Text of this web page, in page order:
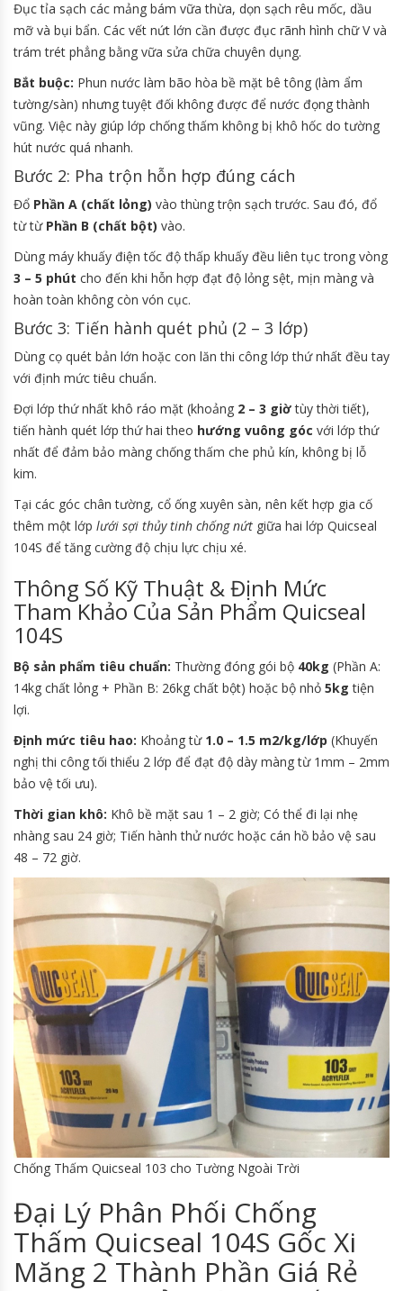
Đục tỉa sạch các mảng bám vữa thừa, dọn sạch rêu mốc, dầu
mỡ và bụi bẩn. Các vết nứt lớn cần được đục rãnh hình chữ V và
trám trét phẳng bằng vữa sửa chữa chuyên dụng.
Bắt buộc: Phun nước làm bão hòa bề mặt bê tông (làm ẩm
tường/sàn) nhưng tuyệt đối không được để nước đọng thành
vũng. Việc này giúp lớp chống thấm không bị khô hốc do tường
hút nước quá nhanh.
Bước 2: Pha trộn hỗn hợp đúng cách
Đổ Phần A (chất lỏng) vào thùng trộn sạch trước. Sau đó, đổ
từ từ Phần B (chất bột) vào.
Dùng máy khuấy điện tốc độ thấp khuấy đều liên tục trong vòng
3 – 5 phút cho đến khi hỗn hợp đạt độ lỏng sệt, mịn màng và
hoàn toàn không còn vón cục.
Bước 3: Tiến hành quét phủ (2 – 3 lớp)
Dùng cọ quét bản lớn hoặc con lăn thi công lớp thứ nhất đều tay
với định mức tiêu chuẩn.
Đợi lớp thứ nhất khô ráo mặt (khoảng 2 – 3 giờtùy thời tiết),
tiến hành quét lớp thứ hai theo hướng vuông góc với lớp thứ
nhất để đảm bảo màng chống thấm che phủ kín, không bị lỗ
kim.
Tại các góc chân tường, cổ ống xuyên sàn, nên kết hợp gia cố
thêm một lớp lưới sợi thủy tinh chống nứt giữa hai lớp Quicseal
104S để tăng cường độ chịu lực chịu xé.
Thông Số Kỹ Thuật & Định Mức
Tham Khảo Của Sản Phẩm Quicseal
104S
Bộ sản phẩm tiêu chuẩn: Thường đóng gói bộ 40kg (Phần A:
14kg chất lỏng + Phần B: 26kg chất bột) hoặc bộ nhỏ 5kg tiện
lợi.
Định mức tiêu hao: Khoảng từ 1.0 – 1.5 m2/kg/lớp (Khuyến
nghị thi công tối thiểu 2 lớp để đạt độ dày màng từ 1mm – 2mm
bảo vệ tối ưu).
Thời gian khô: Khô bề mặt sau 1 – 2 giờ; Có thể đi lại nhẹ
nhàng sau 24 giờ; Tiến hành thử nước hoặc cán hồ bảo vệ sau
48 – 72 giờ.
Chống Thấm Quicseal 103 cho Tường Ngoài Trời
Đại Lý Phân Phối Chống
Thấm Quicseal 104S Gốc Xi
Măng 2 Thành Phần Giá Rẻ